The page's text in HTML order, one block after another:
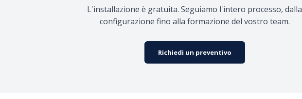
L'installazione è gratuita. Seguiamo l'intero processo, dalla
configurazione fino alla formazione del vostro team.
Richiedi un preventivo